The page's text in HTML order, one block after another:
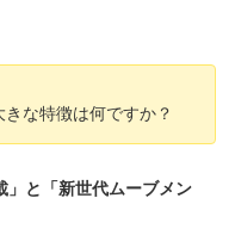
な特徴は何ですか？
」と「新世代ムーブメン